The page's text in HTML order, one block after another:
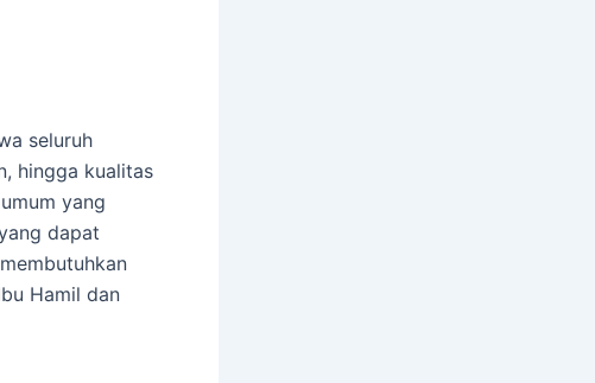
seluruh
hingga kualitas
yang
dapat
Hamil dan